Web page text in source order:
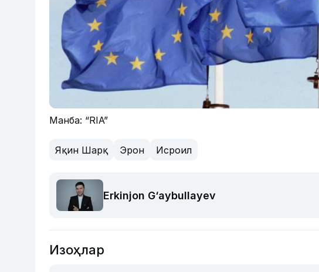
Манба: “RIA”
Яқин Шарқ Эрон Исроил
Erkinjon G‘aybullayev
Изоҳлар